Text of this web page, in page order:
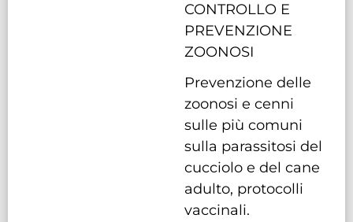
CONTROLLO E
PREVENZIONE
ZOONOSI
Prevenzione delle
zoonosi e cenni
sulle più comuni
sulla parassitosi del
cucciolo e del cane
adulto, protocolli
vaccinali.